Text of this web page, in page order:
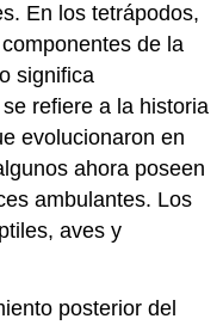
En los tetrápodos,
de la
significa
se refiere a la historia
evolucionaron en
ahora poseen
ambulantes. Los
aves y
posterior del